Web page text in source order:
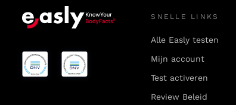
SNELLE LINKS
Alle Easly testen
Mijn account
Test activeren
Review Beleid